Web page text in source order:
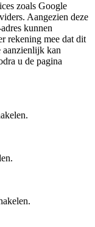
zoals Google
Aangezien deze
kunnen
rekening mee dat dit
aanzienlijk kan
u de pagina